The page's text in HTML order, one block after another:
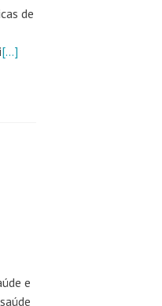
de
[…]
e